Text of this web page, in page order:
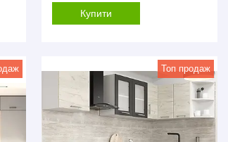
Купити
Топ продаж